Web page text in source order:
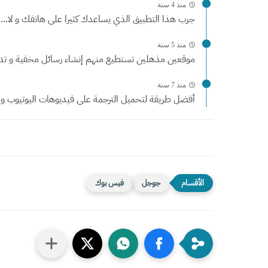
منذ 4 سنة
جرب هذا التطبيق الذي يساعدك كثيرا على هاتفك و لا...
منذ 5 سنة
موقعين مذهلين تستطيع منهم إنشاء رسائل مخفية و
منذ 7 سنة
أفضل طريقة لتحميل الترجمة على فيديوهات اليوتيوب
جوجل فيس بوك